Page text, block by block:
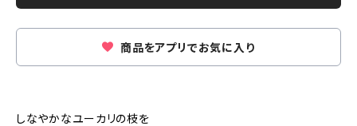
商品をアプリでお気に入り
しなやかなユーカリの枝を